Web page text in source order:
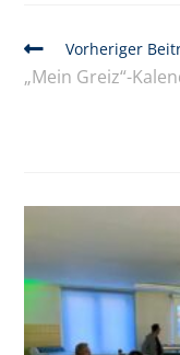
Vorheriger
„Mein Greiz“-